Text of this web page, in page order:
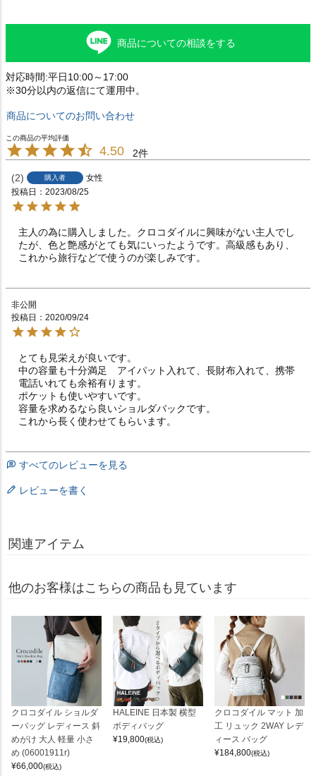
商品についての相談をする
対応時間:平日10:00～17:00
※30分以内の返信にて運用中。
商品についてのお問い合わせ
4.50 2
2 購入者
女性
投稿日
2023/08/25
主人の為に購入しました。クロコダイルに興味がない主人でし
たが、色と艶感がとても気にいったようです。高級感もあり、
これから旅行などで使うのが楽しみです。
非公開
投稿日
2020/09/24
とても見栄えが良いです。
中の容量も十分満足　アイパット入れて、長財布入れて、携帯
電話いれても余裕有ります。
ポケットも使いやすいです。
容量を求めるなら良いショルダバックです。
これから長く使わせてもらいます。
すべてのレビューを見る
レビューを書く
関連アイテム
他のお客様はこちらの商品も見ています
クロコダイル ショルダ
ーバッグ レディース 斜
めがけ 大人 軽量 小さ
め (06001911r)
¥66,000(税込)
HALEINE 日本製 横型
ボディバッグ
¥19,800(税込)
クロコダイル マット 加
工 リュック 2WAY レデ
ィース バッグ
¥184,800(税込)